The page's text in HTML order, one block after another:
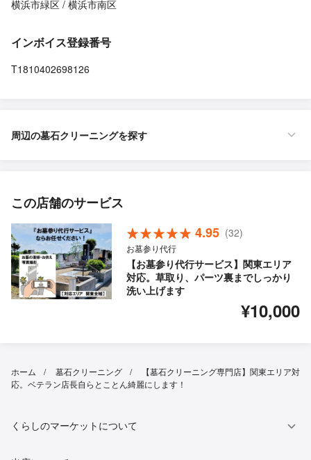
横浜市緑区 横浜市南区
インボイス登録番号
T1810402698126
周辺の墓石クリーニングを探す
この店舗のサービス
4.95 (32)
お墓参り代行
【お墓参り代行サービス】関東エリア
対応。草取り、パーツ裏までしっかり
洗い上げます
¥10,000
ホーム 墓石クリーニング
【墓石クリーニング専門店】関東エリア対
応。ベテラン店長自らとことん綺麗にします！
くらしのマーケットについて